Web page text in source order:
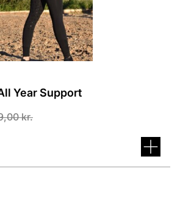
Year Support
kr.